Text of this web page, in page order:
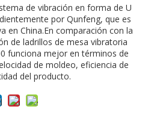
de vibración en forma de U
por Qunfeng, que es
en China.En comparación con la
de ladrillos de mesa vibratoria
funciona mejor en términos de
de moldeo, eficiencia de
del producto.